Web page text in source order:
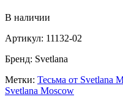
В наличии
Артикул: 11132-02
Бренд: Svetlana
Метки: Тесьма от Svetlana
Svetlana Moscow